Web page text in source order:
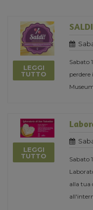
LEGGI
TUTTO
Sabato
perdere
LEGGI
TUTTO
Sabato
alla tua